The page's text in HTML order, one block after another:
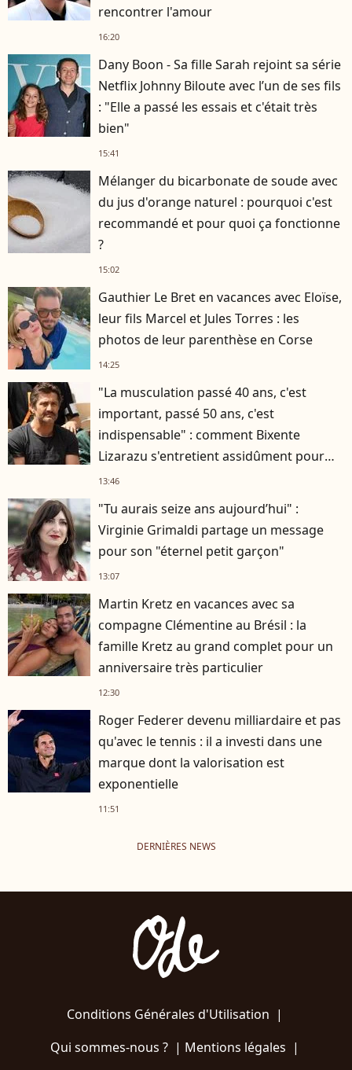
rencontrer l'amour
16:20
Dany Boon - Sa fille Sarah rejoint sa série
Netflix Johnny Biloute avec l’un de ses fils
: "Elle a passé les essais et c'était très
bien"
15:41
Mélanger du bicarbonate de soude avec
du jus d'orange naturel : pourquoi c'est
recommandé et pour quoi ça fonctionne
?
15:02
Gauthier Le Bret en vacances avec Eloïse,
leur fils Marcel et Jules Torres : les
photos de leur parenthèse en Corse
14:25
"La musculation passé 40 ans, c'est
important, passé 50 ans, c'est
indispensable" : comment Bixente
Lizarazu s'entretient assidûment pour
rester musclé à 56 ans ?
13:46
"Tu aurais seize ans aujourd’hui" :
Virginie Grimaldi partage un message
pour son "éternel petit garçon"
13:07
Martin Kretz en vacances avec sa
compagne Clémentine au Brésil : la
famille Kretz au grand complet pour un
anniversaire très particulier
12:30
Roger Federer devenu milliardaire et pas
qu'avec le tennis : il a investi dans une
marque dont la valorisation est
exponentielle
11:51
DERNIÈRES NEWS
Conditions Générales d'Utilisation |
Qui sommes-nous ?| Mentions légales |